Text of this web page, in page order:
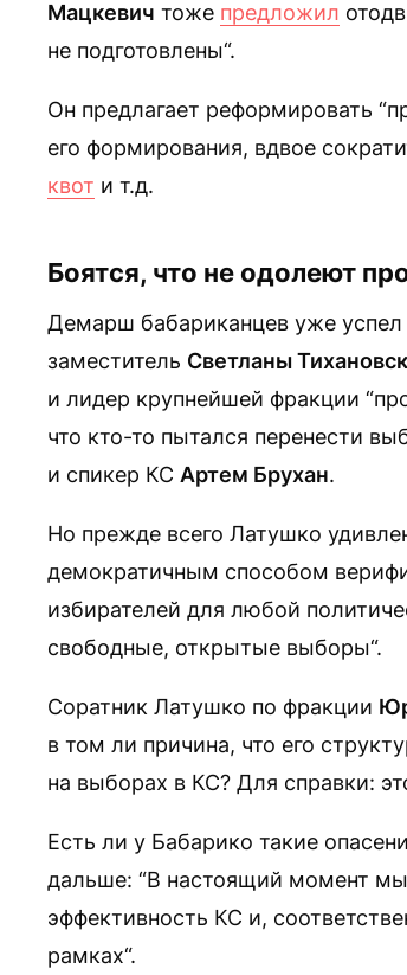
Мацкевич тоже предложил
не подготовлены“.
Он предлагает реформировать
его формирования, вдвое
квот и т.д.
Боятся, что не одолеют
Демарш бабариканцев уже успел
заместитель Светланы
и лидер крупнейшей фракции
что кто-то пытался перенести
и спикер КС Артем Брухан.
Но прежде всего Латушко
демократичным способом
избирателей для любой
свободные, открытые выборы“.
Соратник Латушко по фракции
в том ли причина, что его
на выборах в КС? Для справки:
Есть ли у Бабарико такие
дальше: “В настоящий момент
эффективность КС и,
рамках“.